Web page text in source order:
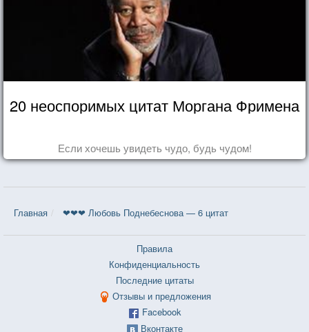
20 неоспоримых цитат Моргана Фримена
Если хочешь увидеть чудо, будь чудом!
Главная ❤❤❤ Любовь Поднебеснова — 6 цитат
Правила
Конфиденциальность
Последние цитаты
Отзывы и предложения
Facebook
Вконтакте